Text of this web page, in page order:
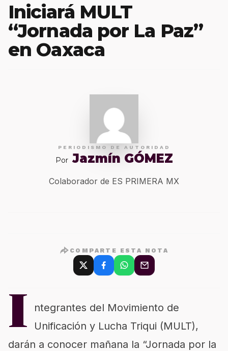
Iniciará MULT
“Jornada por La Paz”
en Oaxaca
PERIODISMO DE AUTORIDAD
Por Jazmín GÓMEZ
Colaborador de ES PRIMERA MX
COMPARTE ESTA NOTA
I
ntegrantes del Movimiento de
Unificación y Lucha Triqui (MULT),
darán a conocer mañana la “Jornada por la